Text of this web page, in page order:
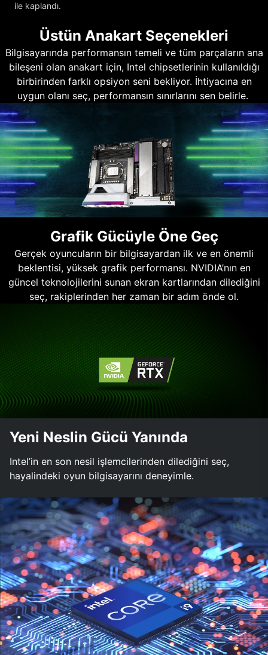
ile kaplandı.
Üstün Anakart Seçenekleri
Bilgisayarında performansın temeli ve tüm parçaların ana
bileşeni olan anakart için, Intel chipsetlerinin kullanıldığı
birbirinden farklı opsiyon seni bekliyor. İhtiyacına en
uygun olanı seç, performansın sınırlarını sen belirle.
Grafik Gücüyle Öne Geç
Gerçek oyuncuların bir bilgisayardan ilk ve en önemli
beklentisi, yüksek grafik performansı. NVIDIA’nın en
güncel teknolojilerini sunan ekran kartlarından dilediğini
seç, rakiplerinden her zaman bir adım önde ol.
Yeni Neslin Gücü Yanında
Intel’in en son nesil işlemcilerinden dilediğini seç,
hayalindeki oyun bilgisayarını deneyimle.